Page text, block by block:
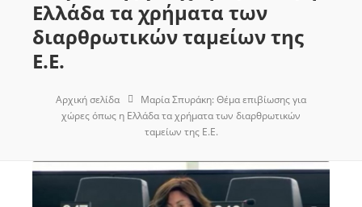
Ελλάδα τα χρήματα των
διαρθρωτικών ταμείων της
Ε.Ε.
Αρχική σελίδα
Μαρία Σπυράκη: Θέμα επιβίωσης για
χώρες όπως η Ελλάδα τα χρήματα των διαρθρωτικών
ταμείων της Ε.Ε.